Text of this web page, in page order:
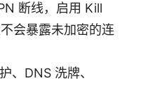
断线，启用 Kill
会暴露未加密的连
、DNS 洗牌、